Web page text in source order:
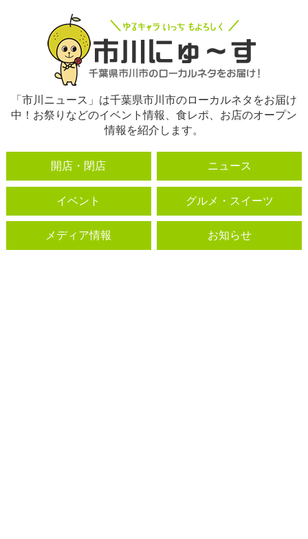
「市川ニュース」は千葉県市川市のローカルネタをお届け
中！お祭りなどのイベント情報、食レポ、お店のオープン
情報を紹介します。
開店・閉店 ニュース
イベント グルメ・スイーツ
メディア情報 お知らせ